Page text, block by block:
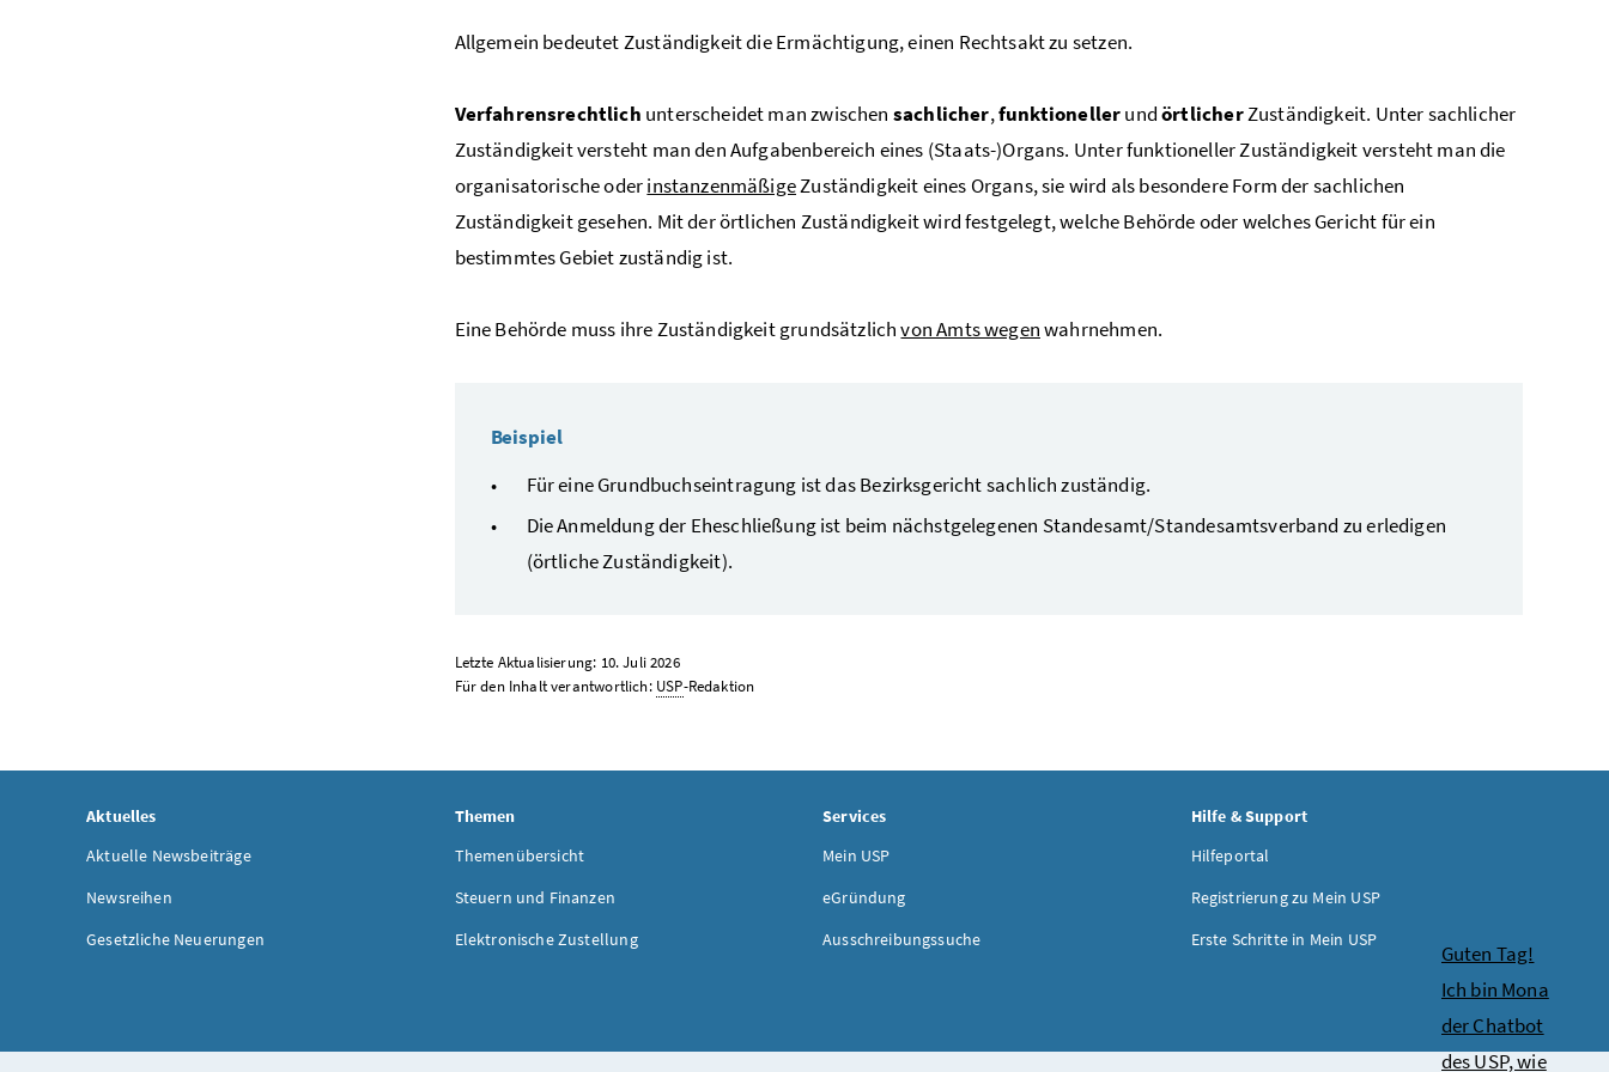
Allgemein bedeutet Zuständigkeit die Ermächtigung, einen Rechtsakt zu setzen.
Verfahrensrechtlich unterscheidet man zwischen sachlicher,funktionellerundörtlicherZuständigkeit. Unter sachlicher
Zuständigkeit versteht man den Aufgabenbereich eines (Staats-)Organs. Unter funktioneller Zuständigkeit versteht man die
organisatorische oderinstanzenmäßigeZuständigkeit eines Organs, sie wird als besondere Form der sachlichen
Zuständigkeit gesehen. Mit der örtlichen Zuständigkeit wird festgelegt, welche Behörde oder welches Gericht für ein
bestimmtes Gebiet zuständig ist.
Eine Behörde muss ihre Zuständigkeit grundsätzlichvon Amts wegenwahrnehmen.
Beispiel
Für eine Grundbuchseintragung ist das Bezirksgericht sachlich zuständig.
Die Anmeldung der Eheschließung ist beim nächstgelegenen Standesamt/Standesamtsverband zu erledigen
(örtliche Zuständigkeit).
Letzte Aktualisierung: 10. Juli 2026
Für den Inhalt verantwortlich: USP-Redaktion
Aktuelles
Aktuelle Newsbeiträge
Newsreihen
Gesetzliche Neuerungen
Themen
Themenübersicht
Steuern und Finanzen
Elektronische Zustellung
Services
Mein USP
eGründung
Ausschreibungssuche
Hilfe & Support
Hilfeportal
Registrierung zu Mein USP
Erste Schritte in Mein USP
Chatbot
Guten Tag!
Ich bin Mona
der Chatbot
des USP, wie